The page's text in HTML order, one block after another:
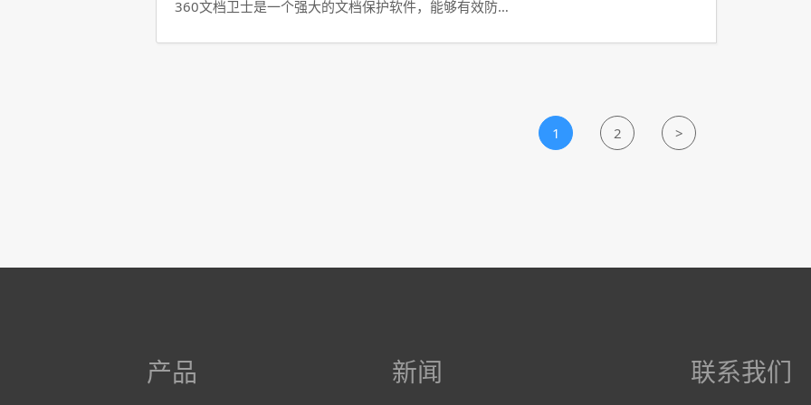
360文档卫士是一个强大的文档保护软件，能够有效防…
1 2 >
产品 新闻 联系我们